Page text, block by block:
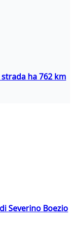
ha 762 km
Severino Boezio